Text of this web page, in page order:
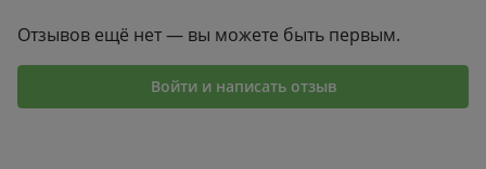
Отзывов ещё нет — вы можете быть первым.
Войти и написать отзыв